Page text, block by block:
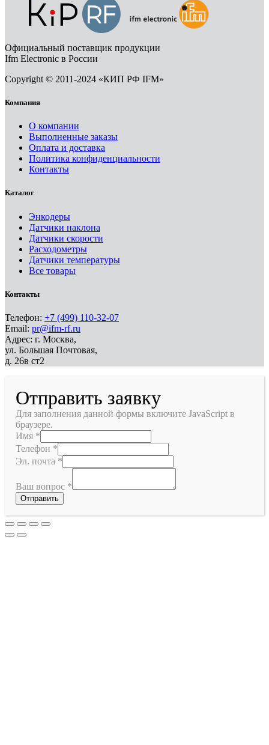
Официальный поставщик продукции
Ifm Electronic в России
Copyright © 2011-2024 «КИП РФ IFM»
Компания
О компании
Выполненные заказы
Оплата и доставка
Политика конфиденциальности
Контакты
Каталог
Энкодеры
Датчики наклона
Датчики скорости
Расходометры
Датчики температуры
Все товары
Контакты
Телефон: +7 (499) 110-32-07
Email: pr@ifm-rf.ru
Адрес: г. Москва,
ул. Большая Почтовая,
д. 26в ст2
Отправить заявку
Для заполнения данной формы включите JavaScript в
браузере.
Имя *
Телефон *
Эл. почта *
Ваш вопрос *
Отправить